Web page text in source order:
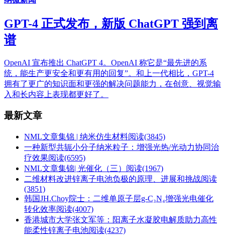
GPT-4 正式发布，新版 ChatGPT 强到离
谱
OpenAI 宣布推出 ChatGPT 4。OpenAI 称它是“最先进的系
统，能生产更安全和更有用的回复”。和上一代相比，GPT-4
拥有了更广的知识面和更强的解决问题能力，在创意、视觉输
入和长内容上表现都更好了。
最新文章
NML文章集锦 | 纳米仿生材料阅读(3845)
一种新型共轭小分子纳米粒子：增强光热/光动力协同治
疗效果阅读(6595)
NML文章集锦| 光催化（三） 阅读(1967)
二维材料改进锌离子电池负极的原理、进展和挑战阅读
(3851)
韩国JH.Choy院士：二维单原子层g-C₃N₄增强光电催化
转化效率阅读(4007)
香港城市大学张文军等：阳离子水凝胶电解质助力高性
能柔性锌离子电池阅读(4237)